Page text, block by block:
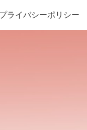
プライバシーポリシー